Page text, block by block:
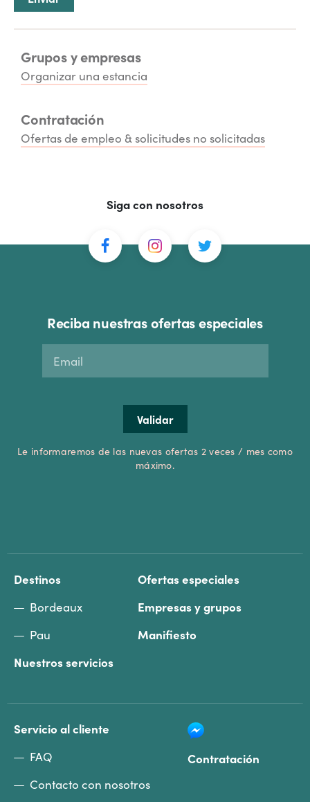
Grupos y empresas
Organizar una estancia
Contratación
Ofertas de empleo & solicitudes no solicitadas
Siga con nosotros
Destinos
Bordeaux
Pau
Nuestros servicios
Ofertas especiales
Empresas y grupos
Manifiesto
Reciba nuestras ofertas especiales
Le informaremos de las nuevas ofertas 2 veces / mes como
máximo.
Servicio al cliente
FAQ
Contacto con nosotros
Contratación